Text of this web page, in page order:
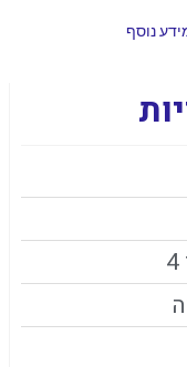
נוסף